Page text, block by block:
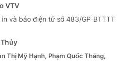
VTV
và báo điện tử số 483/GP-BTTTT
Thị Mỹ Hạnh, Phạm Quốc Thắng,